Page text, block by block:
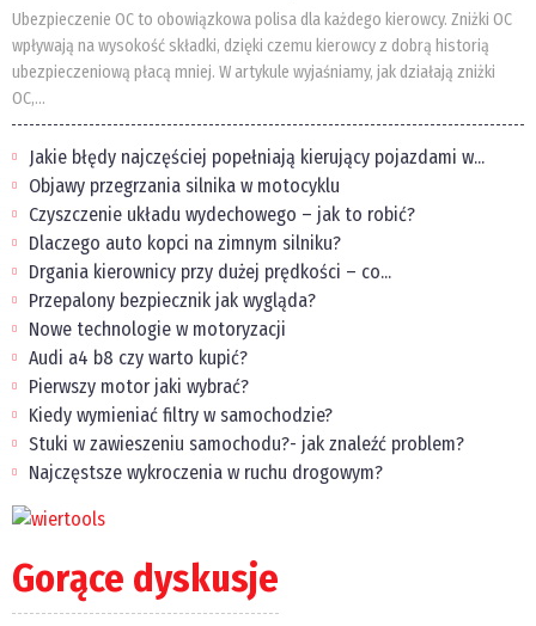
Ubezpieczenie OC to obowiązkowa polisa dla każdego kierowcy. Zniżki OC
wpływają na wysokość składki, dzięki czemu kierowcy z dobrą historią
ubezpieczeniową płacą mniej. W artykule wyjaśniamy, jak działają zniżki
OC,...
Jakie błędy najczęściej popełniają kierujący pojazdami w...
Objawy przegrzania silnika w motocyklu
Czyszczenie układu wydechowego – jak to robić?
Dlaczego auto kopci na zimnym silniku?
Drgania kierownicy przy dużej prędkości – co...
Przepalony bezpiecznik jak wygląda?
Nowe technologie w motoryzacji
Audi a4 b8 czy warto kupić?
Pierwszy motor jaki wybrać?
Kiedy wymieniać filtry w samochodzie?
Stuki w zawieszeniu samochodu?- jak znaleźć problem?
Najczęstsze wykroczenia w ruchu drogowym?
Gorące dyskusje